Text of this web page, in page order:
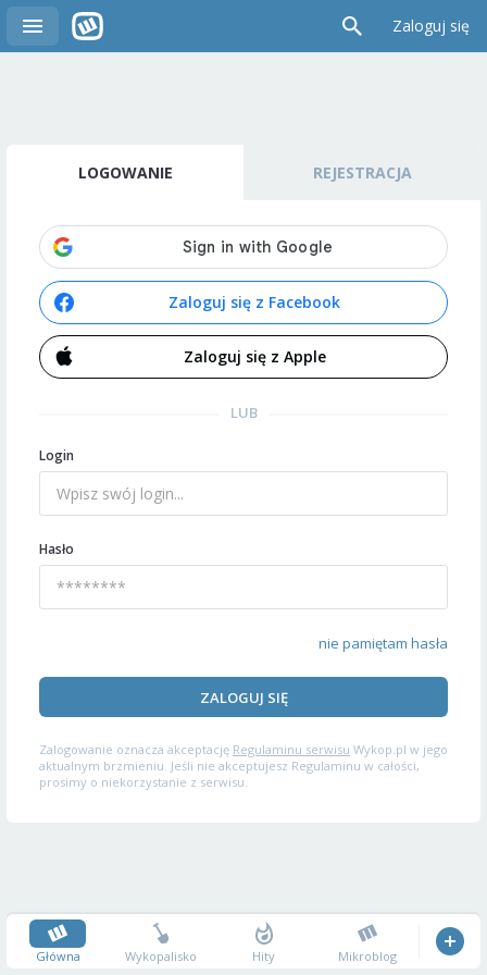
Zaloguj się
LOGOWANIE REJESTRACJA
Zaloguj się z Facebook
Zaloguj się z Apple
LUB
Login
Hasło
nie pamiętam hasła
ZALOGUJ SIĘ
Zalogowanie oznacza akceptację Regulaminu serwisu Wykop.pl w jego
aktualnym brzmieniu. Jeśli nie akceptujesz Regulaminu w całości,
prosimy o niekorzystanie z serwisu.
Główna Wykopalisko Hity Mikroblog